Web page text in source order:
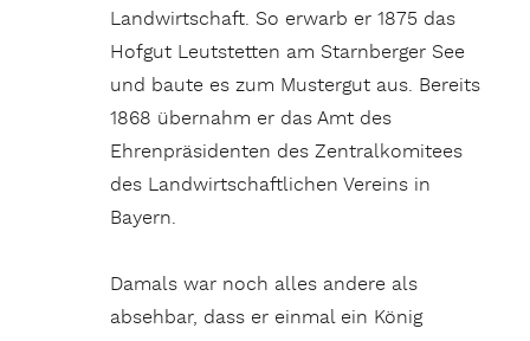
Landwirtschaft. So erwarb er 1875 das
Hofgut Leutstetten am Starnberger See
und baute es zum Mustergut aus. Bereits
1868 übernahm er das Amt des
Ehrenpräsidenten des Zentralkomitees
des Landwirtschaftlichen Vereins in
Bayern.
Damals war noch alles andere als
absehbar, dass er einmal ein König